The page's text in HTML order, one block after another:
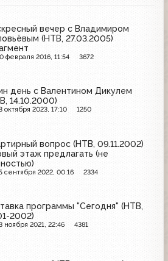
вечер с Владимиром
(НТВ, 27.03.2005)
февраля 2016, 11:54 3672
день с Валентином Дикулем
14.10.2000)
октября 2023, 17:10 1250
вопрос (НТВ, 09.11.2002)
этаж предлагать (не
сентября 2022, 00:16 2334
программы "Сегодня" (НТВ,
2002)
ноября 2021, 22:46 4381